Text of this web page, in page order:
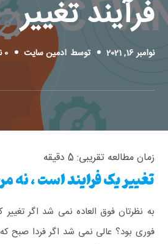
فرآیند تغییر
نوامبر 16, 2021 توسط ادمین سایت 0 نظرات
زمان مطالعه تقریبی: 5 دقیقه
تغییر یک فرایند است ، نه
به نظرتان فوق العاده نمی شد اگر
فوری بود؟ عالی نمی شد اگر فردا صبح